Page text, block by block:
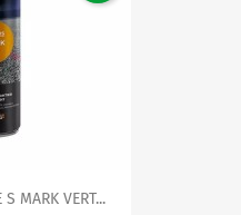
MARK VERT...